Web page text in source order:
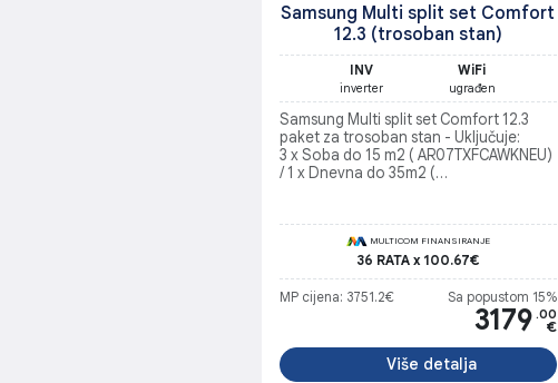
Samsung Multi split set Comfort
12.3 (trosoban stan)
INV
inverter
WiFi
ugrađen
Samsung Multi split set Comfort 12.3
paket za trosoban stan - Uključuje:
3 x Soba do 15 m2 ( AR07TXFCAWKNEU)
/ 1 x Dnevna do 35m2 (
MULTICOM FINANSIRANJE
36 RATA x 100.67€
MP cijena: 3751.2€ Sa popustom 15%
3179 .00
€
Više detalja